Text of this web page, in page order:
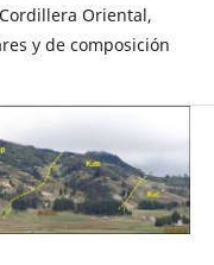
Oriental,
y de composición